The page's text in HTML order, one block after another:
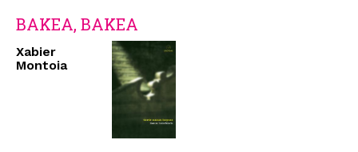
BAKEA, BAKEA
Xabier
Montoia